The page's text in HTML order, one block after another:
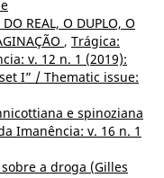
REAL, O DUPLO, O
, Trágica:
v. 12 n. 1 (2019):
I” / Thematic issue:
e spinoziana
Imanência: v. 16 n. 1
a droga (Gilles